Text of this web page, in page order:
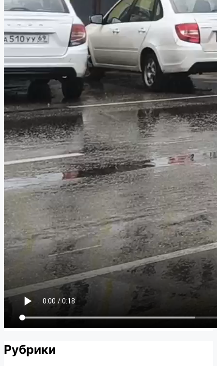
Рубрики